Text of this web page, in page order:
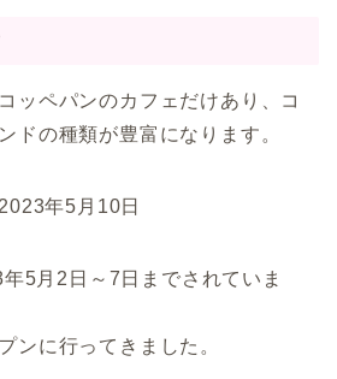
ッペパンのカフェだけあり、コ
ドの種類が豊富になります。
年5月10日
5月2日～7日までされていま
ンに行ってきました。